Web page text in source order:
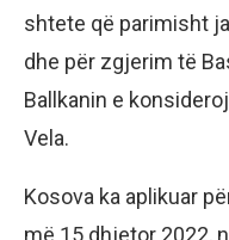
shtete që parimisht
dhe për zgjerim të
Ballkanin e
Vela.
Kosova ka aplikuar
më 15 dhjetor 2022,